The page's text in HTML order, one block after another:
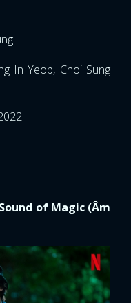
In Yeop, Choi Sung
of Magic (Âm